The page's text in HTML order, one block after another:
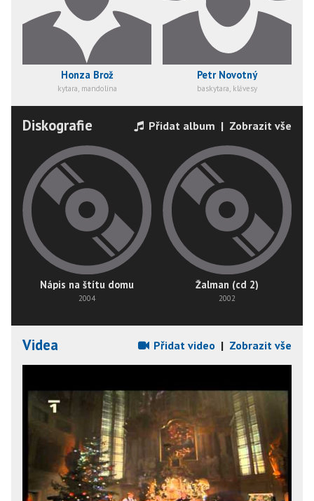
Honza Brož
kytara, mandolína
Petr Novotný
baskytara, klávesy
Diskografie Přidat album | Zobrazit vše
Nápis na štítu domu
2004
Žalman (cd 2)
2002
Videa Přidat video | Zobrazit vše